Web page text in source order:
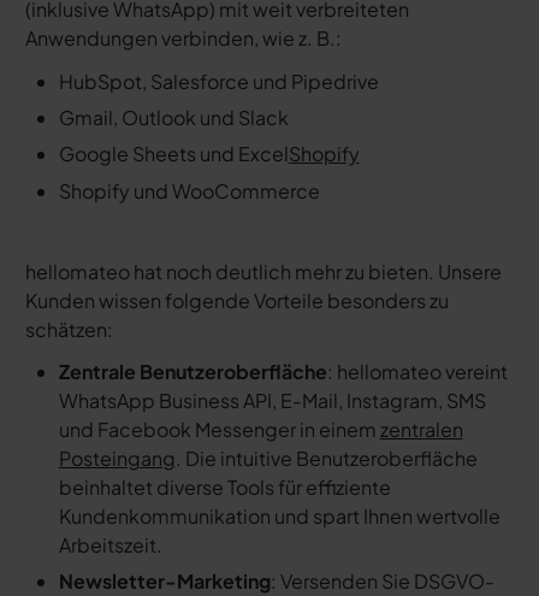
(inklusive WhatsApp) mit weit verbreiteten
Anwendungen verbinden, wie z. B.:
HubSpot, Salesforce und Pipedrive
Gmail, Outlook und Slack
Google Sheets und ExcelShopify
Shopify und WooCommerce
hellomateo hat noch deutlich mehr zu bieten. Unsere
Kunden wissen folgende Vorteile besonders zu
schätzen:
Zentrale Benutzeroberfläche: hellomateo vereint
WhatsApp Business API, E-Mail, Instagram, SMS
und Facebook Messenger in einem zentralen
Posteingang. Die intuitive Benutzeroberfläche
beinhaltet diverse Tools für effiziente
Kundenkommunikation und spart Ihnen wertvolle
Arbeitszeit.
Newsletter-Marketing: Versenden Sie DSGVO-